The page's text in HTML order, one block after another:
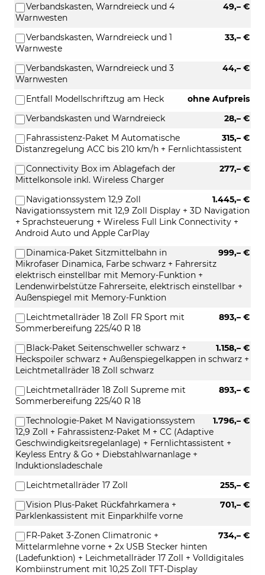
49,– €
Verbandskasten, Warndreieck und 4
Warnwesten
33,– €
Verbandskasten, Warndreieck und 1
Warnweste
44,– €
Verbandskasten, Warndreieck und 3
Warnwesten
ohne Aufpreis
Entfall Modellschriftzug am Heck
28,– €
Verbandskasten und Warndreieck
315,– €
Fahrassistenz-Paket M Automatische
Distanzregelung ACC bis 210 km/h + Fernlichtassistent
277,– €
Connectivity Box im Ablagefach der
Mittelkonsole inkl. Wireless Charger
1.445,– €
Navigationssystem 12,9 Zoll
Navigationssystem mit 12,9 Zoll Display + 3D Navigation
+ Sprachsteuerung + Wireless Full Link Connectivity +
Android Auto und Apple CarPlay
999,– €
Dinamica-Paket Sitzmittelbahn in
Mikrofaser Dinamica, Farbe schwarz + Fahrersitz
elektrisch einstellbar mit Memory-Funktion +
Lendenwirbelstütze Fahrerseite, elektrisch einstellbar +
Außenspiegel mit Memory-Funktion
893,– €
Leichtmetallräder 18 Zoll FR Sport mit
Sommerbereifung 225/40 R 18
1.158,– €
Black-Paket Seitenschweller schwarz +
Heckspoiler schwarz + Außenspiegelkappen in schwarz +
Leichtmetallräder 18 Zoll schwarz
893,– €
Leichtmetallräder 18 Zoll Supreme mit
Sommerbereifung 225/40 R 18
1.796,– €
Technologie-Paket M Navigationssystem
12,9 Zoll + Fahrassistenz-Paket M + CC (Adaptive
Geschwindigkeitsregelanlage) + Fernlichtassistent +
Keyless Entry & Go + Diebstahlwarnanlage +
Induktionsladeschale
255,– €
Leichtmetallräder 17 Zoll
701,– €
Vision Plus-Paket Rückfahrkamera +
Parklenkassistent mit Einparkhilfe vorne
734,– €
FR-Paket 3-Zonen Climatronic +
Mittelarmlehne vorne + 2x USB Stecker hinten
(Ladefunktion) + Leichmetallräder 17 Zoll + Volldigitales
Kombiinstrument mit 10,25 Zoll TFT-Display